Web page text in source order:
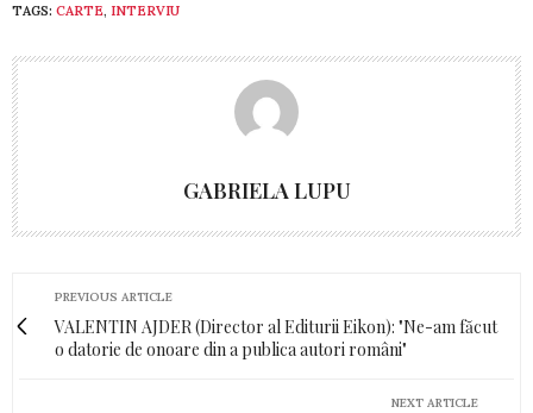
TAGS: CARTE, INTERVIU
GABRIELA LUPU
PREVIOUS ARTICLE
VALENTIN AJDER (Director al Editurii Eikon): "Ne-am făcut
o datorie de onoare din a publica autori români"
NEXT ARTICLE